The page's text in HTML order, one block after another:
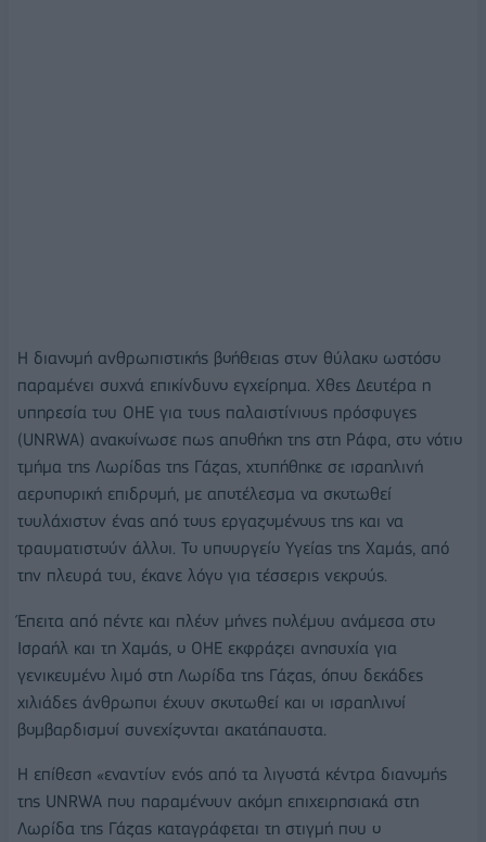
Η διανομή ανθρωπιστικής βοήθειας στον θύλακο ωστόσο
παραμένει συχνά επικίνδυνο εγχείρημα. Χθες Δευτέρα η
υπηρεσία του ΟΗΕ για τους παλαιστίνιους πρόσφυγες
(UNRWA) ανακοίνωσε πως αποθήκη της στη Ράφα, στο νότιο
τμήμα της Λωρίδας της Γάζας, χτυπήθηκε σε ισραηλινή
αεροπορική επιδρομή, με αποτέλεσμα να σκοτωθεί
τουλάχιστον ένας από τους εργαζομένους της και να
τραυματιστούν άλλοι. Το υπουργείο Υγείας της Χαμάς, από
την πλευρά του, έκανε λόγο για τέσσερις νεκρούς.
Έπειτα από πέντε και πλέον μήνες πολέμου ανάμεσα στο
Ισραήλ και τη Χαμάς, ο ΟΗΕ εκφράζει ανησυχία για
γενικευμένο λιμό στη Λωρίδα της Γάζας, όπου δεκάδες
χιλιάδες άνθρωποι έχουν σκοτωθεί και οι ισραηλινοί
βομβαρδισμοί συνεχίζονται ακατάπαυστα.
Η επίθεση «εναντίον ενός από τα λιγοστά κέντρα διανομής
της UNRWA που παραμένουν ακόμη επιχειρησιακά στη
Λωρίδα της Γάζας καταγράφεται τη στιγμή που ο